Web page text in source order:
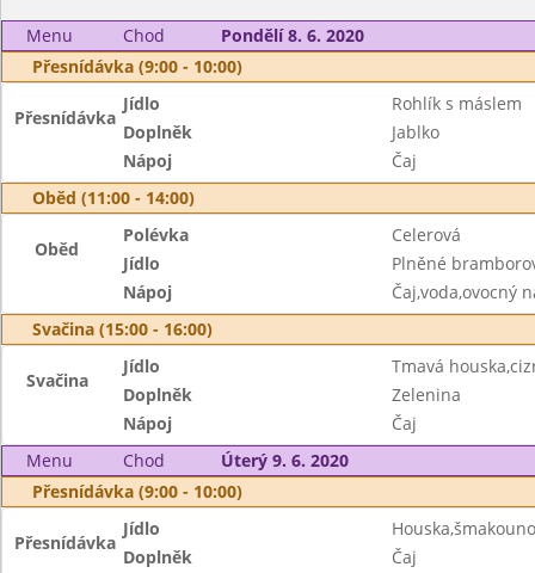
Menu Chod
Pondělí 8. 6. 2020
Přesnídávka (9:00 - 10:00)
Přesnídávka
Jídlo
Rohlík s máslem
Doplněk
Jablko
Nápoj
Čaj
Oběd (11:00 - 14:00)
Oběd
Polévka
Celerová
Jídlo
Plněné
Nápoj
Čaj,voda,ovocný
Svačina (15:00 - 16:00)
Svačina
Jídlo
Tmavá
Doplněk
Zelenina
Nápoj
Čaj
Menu
Chod
Úterý 9. 6. 2020
Přesnídávka (9:00 - 10:00)
Přesnídávka
Jídlo
Doplněk
Čaj